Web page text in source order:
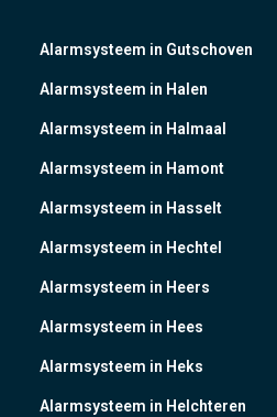
Alarmsysteem in Gutschoven
Alarmsysteem in Halen
Alarmsysteem in Halmaal
Alarmsysteem in Hamont
Alarmsysteem in Hasselt
Alarmsysteem in Hechtel
Alarmsysteem in Heers
Alarmsysteem in Hees
Alarmsysteem in Heks
Alarmsysteem in Helchteren